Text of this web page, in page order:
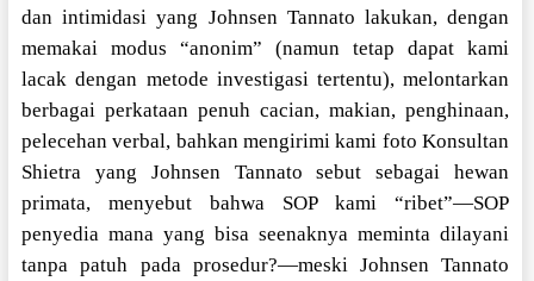
dan intimidasi yang Johnsen Tannato lakukan, dengan
memakai modus “anonim” (namun tetap dapat kami
lacak dengan metode investigasi tertentu), melontarkan
berbagai perkataan penuh cacian, makian, penghinaan,
pelecehan verbal, bahkan mengirimi kami foto Konsultan
Shietra yang Johnsen Tannato sebut sebagai hewan
primata, menyebut bahwa SOP kami “ribet”—SOP
penyedia mana yang bisa seenaknya meminta dilayani
tanpa patuh pada prosedur?—meski Johnsen Tannato